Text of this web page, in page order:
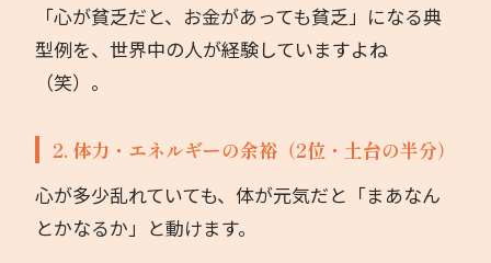
「心が貧乏だと、お金があっても貧乏」になる典
型例を、世界中の人が経験していますよね
（笑）。
2. 体力・エネルギーの余裕（2位・土台の半分）
心が多少乱れていても、体が元気だと「まあなん
とかなるか」と動けます。